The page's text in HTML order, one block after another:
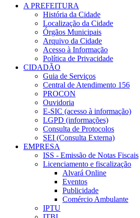
A PREFEITURA
História da Cidade
Localização da Cidade
Órgãos Municipais
Arquivo da Cidade
Acesso à Informação
Política de Privacidade
CIDADÃO
Guia de Serviços
Central de Atendimento 156
PROCON
Ouvidoria
E-SIC (acesso à informação)
LGPD (informações)
Consulta de Protocolos
SEI (Consulta Externa)
EMPRESA
ISS - Emissão de Notas Fiscais
Licenciamento e fiscalização
Alvará Online
Eventos
Publicidade
Comércio Ambulante
IPTU